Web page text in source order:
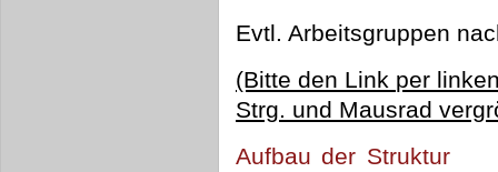
Evtl. Arbeitsgruppen
(Bitte den Link per
Strg. und Mausrad
Aufbau der Struktur